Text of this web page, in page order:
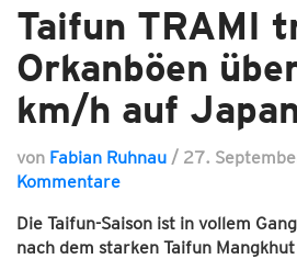
Taifun TRAMI
Orkanböen
km/h auf
von Fabian Ruhnau / 27.
Kommentare
Die Taifun-Saison ist in vollem
nach dem starken Taifun